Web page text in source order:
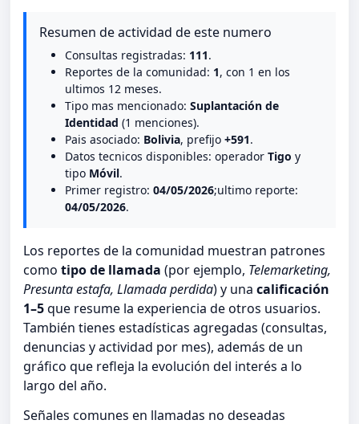
Resumen de actividad de este numero
Consultas registradas: 111.
Reportes de la comunidad: 1, con 1 en los
ultimos 12 meses.
Tipo mas mencionado: Suplantación de
Identidad (1 menciones).
Pais asociado: Bolivia, prefijo +591.
Datos tecnicos disponibles: operador Tigo y
tipo Móvil.
Primer registro: 04/05/2026;ultimo reporte:
04/05/2026.
Los reportes de la comunidad muestran patrones
como tipo de llamada (por ejemplo, Telemarketing,
Presunta estafa, Llamada perdida) y una calificación
1–5que resume la experiencia de otros usuarios.
También tienes estadísticas agregadas (consultas,
denuncias y actividad por mes), además de un
gráfico que refleja la evolución del interés a lo
largo del año.
Señales comunes en llamadas no deseadas